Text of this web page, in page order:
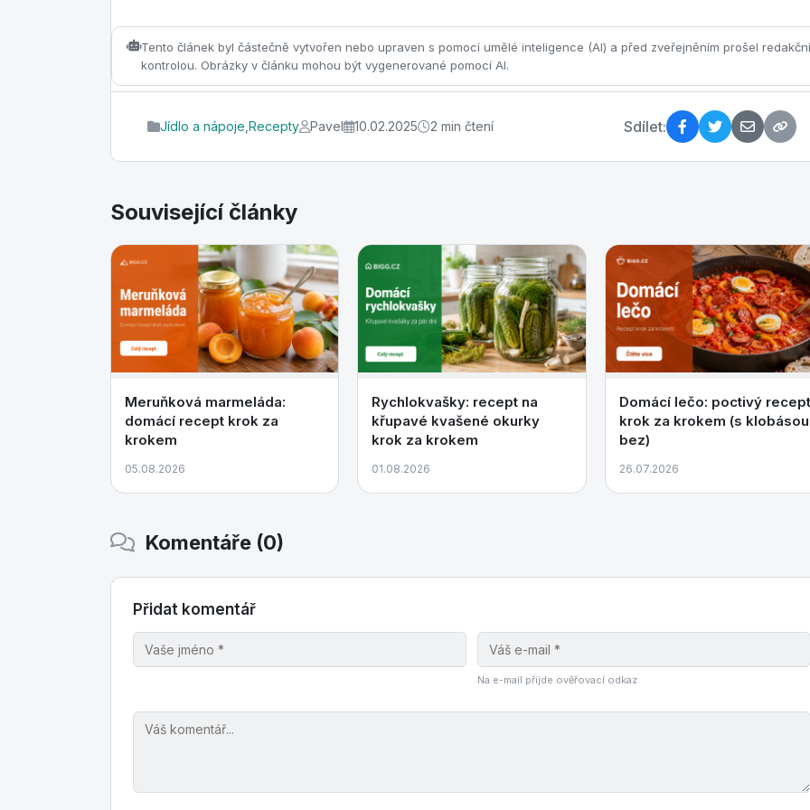
Tento článek byl částečně vytvořen nebo upraven s pomocí umělé inteligence (AI) a před zveřejněním prošel redakční
kontrolou. Obrázky v článku mohou být vygenerované pomocí AI.
Jídlo a nápoje Recepty Pavel 10.02.2025 2 min čtení Sdílet:
Související články
Meruňková marmeláda:
domácí recept krok za
krokem
05.08.2026
Rychlokvašky: recept na
křupavé kvašené okurky
krok za krokem
01.08.2026
Domácí lečo: poctivý recept
krok za krokem (s
bez)
26.07.2026
Komentáře (0)
Přidat komentář
Na e-mail přijde ověřovací odkaz